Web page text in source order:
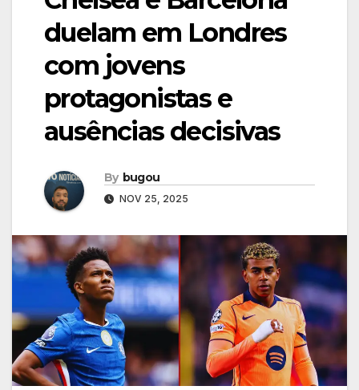
duelam em Londres
com jovens
protagonistas e
ausências decisivas
By bugou
NOV 25, 2025